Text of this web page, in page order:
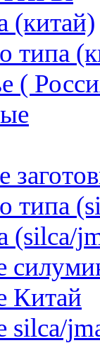
(китай)
типа
(
типа
(silca/
Китай
silca/